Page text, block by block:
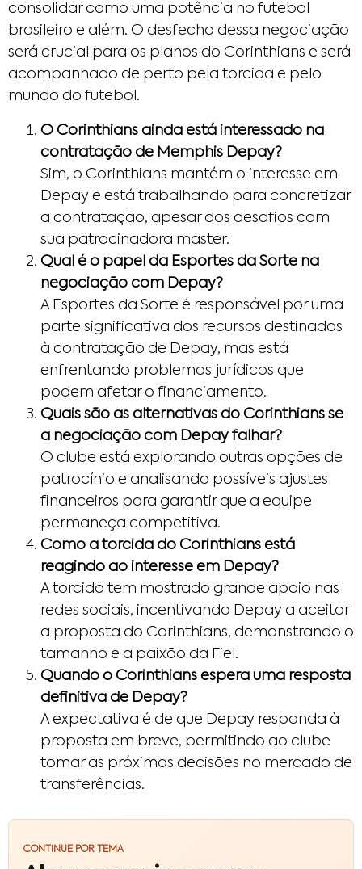
consolidar como uma potência no futebol
brasileiro e além. O desfecho dessa negociação
será crucial para os planos do Corinthians e será
acompanhado de perto pela torcida e pelo
mundo do futebol.
O Corinthians ainda está interessado na
contratação de Memphis Depay?
Sim, o Corinthians mantém o interesse em
Depay e está trabalhando para concretizar
a contratação, apesar dos desafios com
sua patrocinadora master.
Qual é o papel da Esportes da Sorte na
negociação com Depay?
A Esportes da Sorte é responsável por uma
parte significativa dos recursos destinados
à contratação de Depay, mas está
enfrentando problemas jurídicos que
podem afetar o financiamento.
Quais são as alternativas do Corinthians se
a negociação com Depay falhar?
O clube está explorando outras opções de
patrocínio e analisando possíveis ajustes
financeiros para garantir que a equipe
permaneça competitiva.
Como a torcida do Corinthians está
reagindo ao interesse em Depay?
A torcida tem mostrado grande apoio nas
redes sociais, incentivando Depay a aceitar
a proposta do Corinthians, demonstrando o
tamanho e a paixão da Fiel.
Quando o Corinthians espera uma resposta
definitiva de Depay?
A expectativa é de que Depay responda à
proposta em breve, permitindo ao clube
tomar as próximas decisões no mercado de
transferências.
CONTINUE POR TEMA